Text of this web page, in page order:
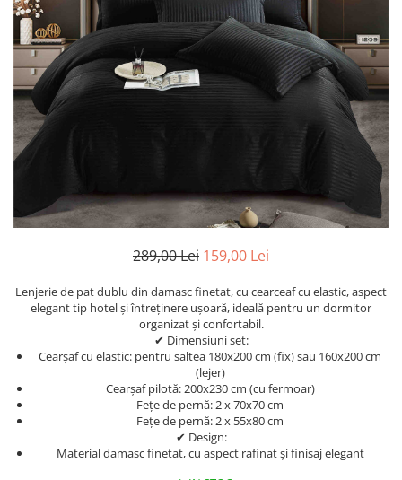
Cearceaf Normal
Lenjerii Pat Imprimeu 5D cu Elastic
Cearceaf cu Elastic pat 1 Persoana
Cearceaf cu Elastic pat 2 Persoane
Lenjerii Pat Inimi Brodate
Lenjerii Pat, Bumbac-Finet
Premium, 1 Persoana
Premium, 2 Persoane
Cearceaf cu Elastic
289,00 Lei 159,00 Lei
Lenjerie de pat dublu din damasc finetat, cu cearceaf cu elastic, aspect
elegant tip hotel și întreținere ușoară, ideală pentru un dormitor
organizat și confortabil.
✔ Dimensiuni set:
Cearșaf cu elastic: pentru saltea 180x200 cm (fix) sau 160x200 cm
(lejer)
Cearșaf pilotă: 200x230 cm (cu fermoar)
Fețe de pernă: 2 x 70x70 cm
Fețe de pernă: 2 x 55x80 cm
✔ Design:
Material damasc finetat, cu aspect rafinat și finisaj elegant